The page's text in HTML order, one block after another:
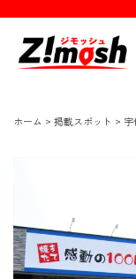
ホーム > 掲載スポット > 宇